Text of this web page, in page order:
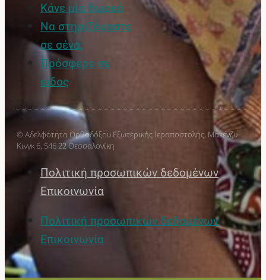
Κάνε μία δωρεά
Να στηριζόμαστε
σε σένα;
Πρόσφερε σε
είδος
© Αδελφότητα Ορθοδόξου Εξωτερικής Ιεραποστολής, Μακένζυ
Κινγκ 6, 546 22 Θεσσαλονίκη
Πολιτική προσωπικών δεδομένων
Επικοινωνία
Πολιτική προσωπικών δεδομένων
Επικοινωνία